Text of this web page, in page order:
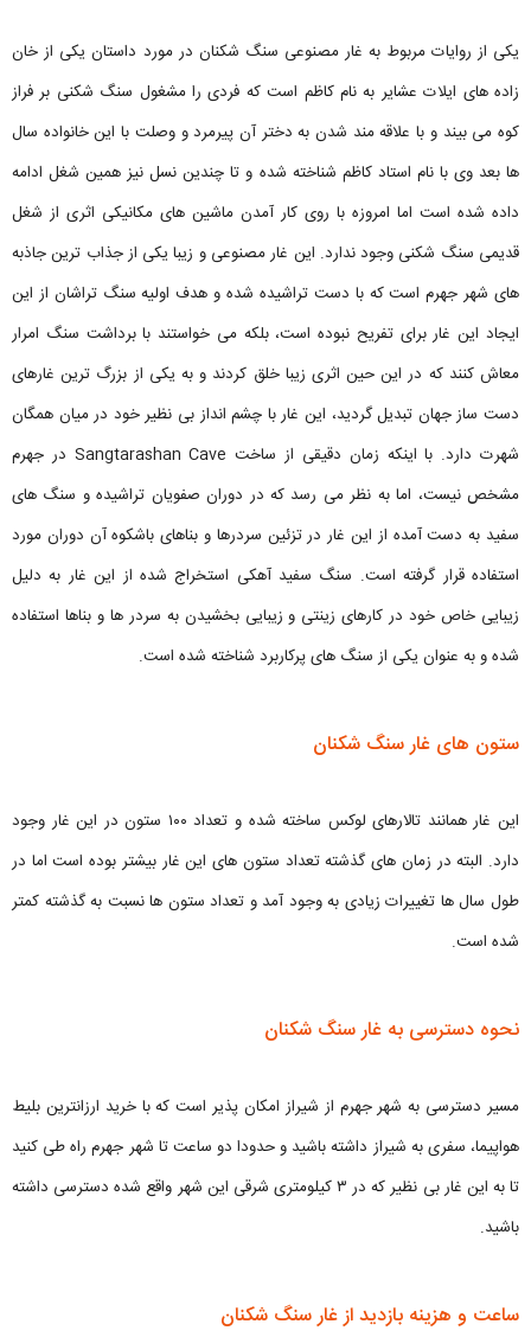
یکی از روایات مربوط به غار مصنوعی سنگ شکنان در مورد داستان یکی از خان
زاده های ایلات عشایر به نام کاظم است که فردی را مشغول سنگ شکنی بر فراز
کوه می بیند و با علاقه مند شدن به دختر آن پیرمرد و وصلت با این خانواده سال
ها بعد وی با نام استاد کاظم شناخته شده و تا چندین نسل نیز همین شغل ادامه
داده شده است اما امروزه با روی کار آمدن ماشین های مکانیکی اثری از شغل
قدیمی سنگ شکنی وجود ندارد. این غار مصنوعی و زیبا یکی از جذاب ترین جاذبه
های شهر جهرم است که با دست تراشیده شده و هدف اولیه سنگ تراشان از این
ایجاد این غار برای تفریح نبوده است، بلکه می خواستند با برداشت سنگ امرار
معاش کنند که در این حین اثری زیبا خلق کردند و به یکی از بزرگ ترین غارهای
دست‌ ساز جهان تبدیل گردید، این غار با چشم انداز بی نظیر خود در میان همگان
شهرت دارد. با اینکه زمان دقیقی از ساخت Sangtarashan Cave در جهرم
مشخص نیست، اما به نظر می رسد که در دوران صفویان تراشیده و سنگ های
سفید به دست آمده از این غار در تزئین سردرها و بناهای باشکوه آن دوران مورد
استفاده قرار گرفته است. سنگ سفید آهکی استخراج شده از این غار به دلیل
زیبایی خاص خود در کارهای زینتی و زیبایی بخشیدن به سردر ها و بناها استفاده
شده و به عنوان یکی از سنگ های پرکاربرد شناخته شده است.
ستون های غار سنگ شکنان
این غار همانند تالارهای لوکس ساخته شده و تعداد ۱۰۰ ستون در این غار وجود
دارد. البته در زمان های گذشته تعداد ستون های این غار بیشتر بوده است اما در
طول سال ها تغییرات زیادی به وجود آمد و تعداد ستون ها نسبت به گذشته کمتر
شده است.
نحوه دسترسی به غار سنگ شکنان
مسیر دسترسی به شهر جهرم از شیراز امکان پذیر است که با خرید ارزانترین بلیط
هواپیما، سفری به شیراز داشته باشید و حدودا دو ساعت تا شهر جهرم راه طی کنید
تا به این غار بی نظیر که در ۳ کیلومتری شرقی این شهر واقع شده دسترسی داشته
باشید.
ساعت و هزینه بازدید از غار سنگ شکنان